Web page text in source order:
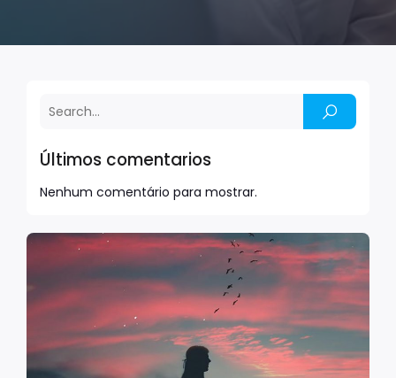
Últimos comentarios
Nenhum comentário para mostrar.